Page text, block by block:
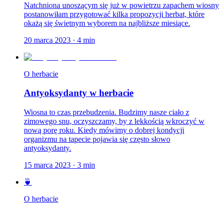
Natchniona unoszącym się już w powietrzu zapachem wiosny
postanowiłam przygotować kilka propozycji herbat, które
okażą się świetnym wyborem na najbliższe miesiące.
20 marca 2023 · 4 min
O herbacie
Antyoksydanty w herbacie
Wiosna to czas przebudzenia. Budzimy nasze ciało z
zimowego snu, oczyszczamy, by z lekkością wkroczyć w
nową porę roku. Kiedy mówimy o dobrej kondycji
organizmu na tapecie pojawia się często słowo
antyoksydanty.
15 marca 2023 · 3 min
🍵
O herbacie